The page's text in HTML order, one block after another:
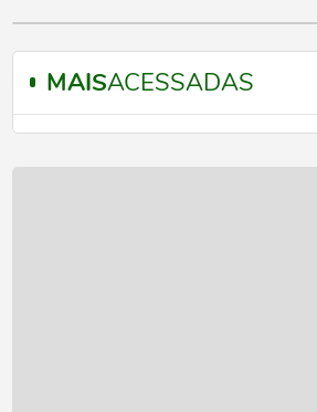
MAISACESSADAS